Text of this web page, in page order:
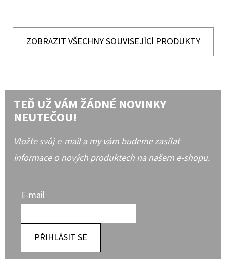
ZOBRAZIT VŠECHNY SOUVISEJÍCÍ PRODUKTY
TEĎ UŽ VÁM ŽÁDNÉ NOVINKY
NEUTEČOU!
Vložte svůj e-mail a my vám budeme zasílat
informace o nových produktech na našem e-shopu.
E-mail
PŘIHLÁSIT SE